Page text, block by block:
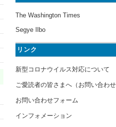
The Washington Times
Segye Ilbo
リンク
新型コロナウイルス対応について
ご愛読者の皆さまへ（お問い合わせ
お問い合わせフォーム
インフォメーション